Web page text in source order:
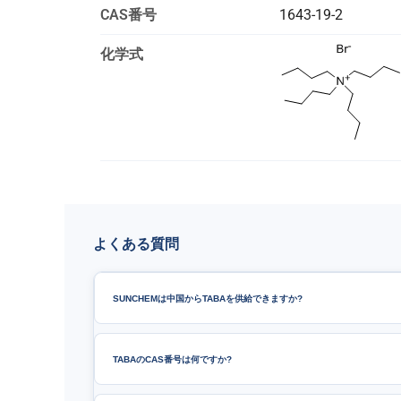
CAS番号 1643-19-2
化学式
よくある質問
SUNCHEMは中国からTABAを供給できますか?
TABAのCAS番号は何ですか?